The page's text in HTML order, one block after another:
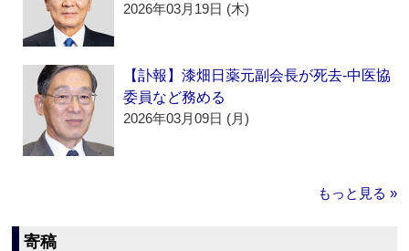
2026年03月19日 (木)
【訃報】漆畑日薬元副会長が死去‐中医協
委員など務める
2026年03月09日 (月)
もっと見る »
寄稿